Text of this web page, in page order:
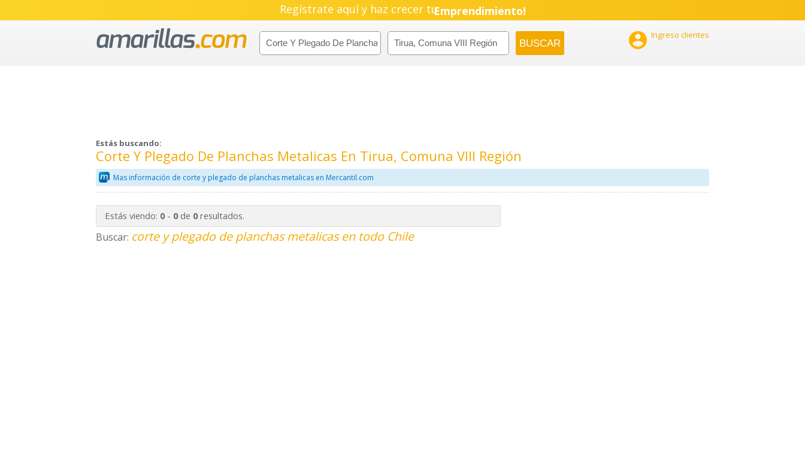
Regístrate aquí y haz crecer tuEmprendimiento!
 Ingreso clientes
Estás buscando:
Corte Y Plegado De Planchas Metalicas En Tirua, Comuna VIII Región
Mas información de corte y plegado de planchas metalicas en Mercantil.com
Estás viendo: 0- 0de 0resultados.
Buscar: corte y plegado de planchas metalicas en todo Chile